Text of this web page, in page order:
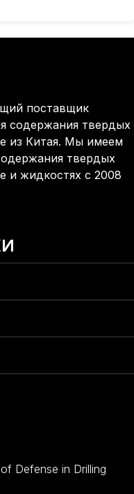
поставщик
содержания твердых
из Китая. Мы имеем
твердых
и жидкостях с 2008
Defense in Drilling